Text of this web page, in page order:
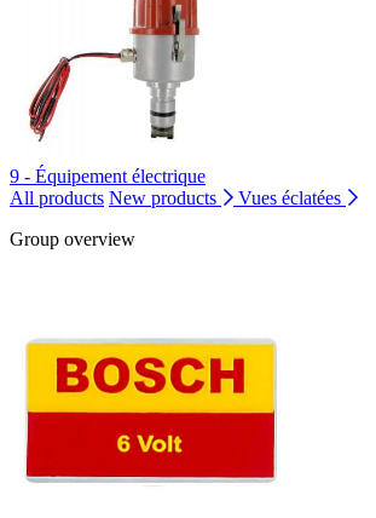
9 - Équipement électrique
All products New products
Vues éclatées
Group overview